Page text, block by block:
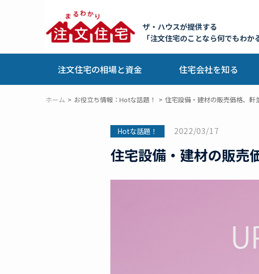
ザ・ハウスが提供する
「注文住宅のことなら何でもわか
注文住宅の相場と資金 住宅会社を知る
ホーム お役立ち情報：Hotな話題！ 住宅設備・建材の販売価格、軒
Hotな話題！ 2022/03/17
住宅設備・建材の販売